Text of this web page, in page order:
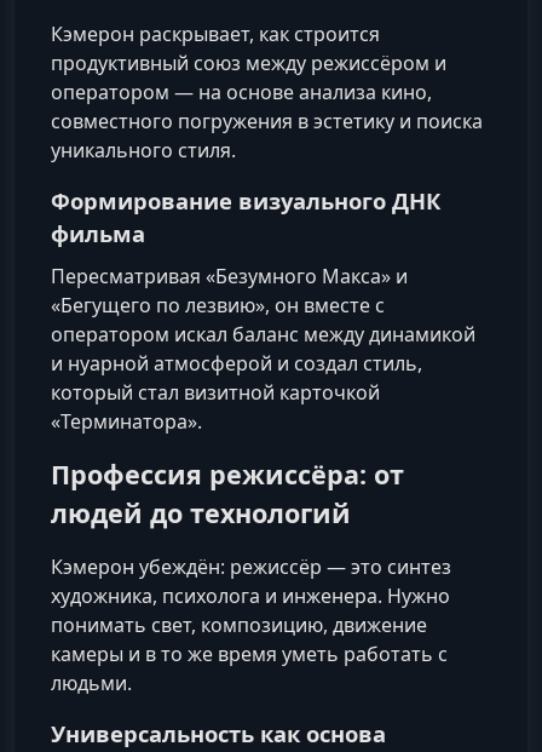
Кэмерон раскрывает, как строится
продуктивный союз между режиссёром и
оператором — на основе анализа кино,
совместного погружения в эстетику и поиска
уникального стиля.
Формирование визуального ДНК
фильма
Пересматривая «Безумного Макса» и
«Бегущего по лезвию», он вместе с
оператором искал баланс между динамикой
и нуарной атмосферой и создал стиль,
который стал визитной карточкой
«Терминатора».
Профессия режиссёра: от
людей до технологий
Кэмерон убеждён: режиссёр — это синтез
художника, психолога и инженера. Нужно
понимать свет, композицию, движение
камеры и в то же время уметь работать с
людьми.
Универсальность как основа